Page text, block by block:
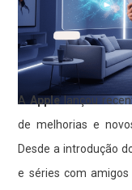
AApplelançou
de melhorias e
Desde a introdução
e séries com